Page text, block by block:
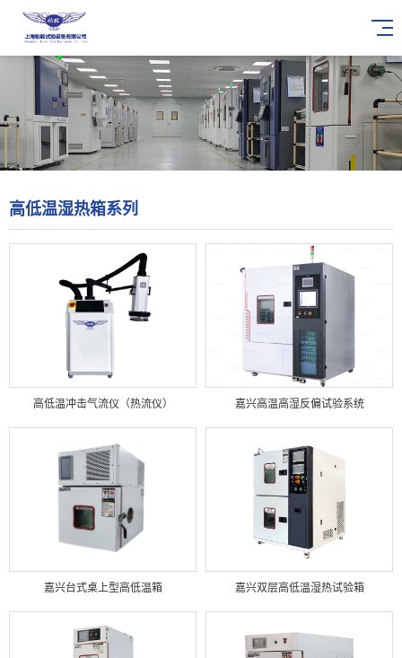
高低温湿热箱系列
高低温冲击气流仪（热流仪） 嘉兴高温高湿反偏试验系统
嘉兴台式桌上型高低温箱 嘉兴双层高低温湿热试验箱